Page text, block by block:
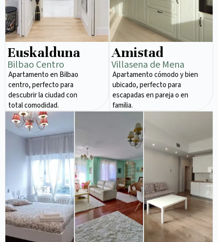
Euskalduna
Bilbao Centro
Apartamento en Bilbao
centro, perfecto para
descubrir la ciudad con
total comodidad.
Amistad
Villasena de Mena
Apartamento cómodo y bien
ubicado, perfecto para
escapadas en pareja o en
familia.